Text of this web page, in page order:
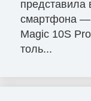
представила
смартфона —
Magic 10S
толь...